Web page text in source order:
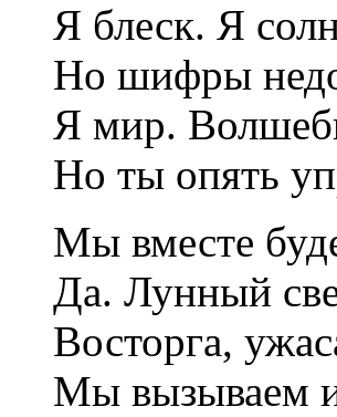
Я блеск. Я
Но шифры
Я мир.
Но ты опять
Мы вместе
Да. Лунный
Восторга,
Мы вызываем